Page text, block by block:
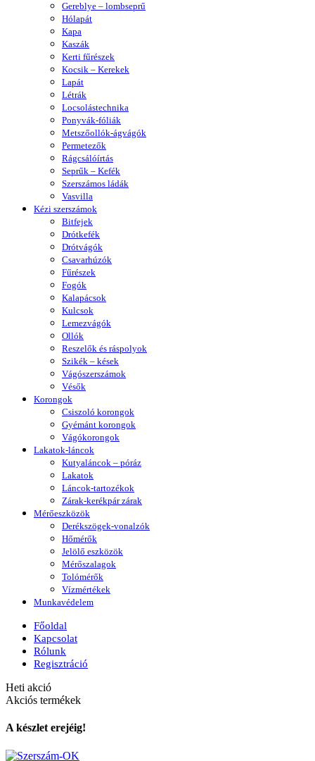
Gereblye – lombseprű
Hólapát
Kapa
Kaszák
Kerti fűrészek
Kocsik – Kerekek
Lapát
Létrák
Locsolástechnika
Ponyvák-fóliák
Metszőollók-ágvágók
Permetezők
Rágcsálóírtás
Seprűk – Kefék
Szerszámos ládák
Vasvilla
Kézi szerszámok
Bitfejek
Drótkefék
Drótvágók
Csavarhúzók
Fűrészek
Fogók
Kalapácsok
Kulcsok
Lemezvágók
Ollók
Reszelők és ráspolyok
Szikék – kések
Vágószerszámok
Vésők
Korongok
Csiszoló korongok
Gyémánt korongok
Vágókorongok
Lakatok-láncok
Kutyaláncok – póráz
Lakatok
Láncok-tartozékok
Zárak-kerékpár zárak
Mérőeszközök
Derékszögek-vonalzók
Hőmérők
Jelölő eszközök
Mérőszalagok
Tolómérők
Vízmértékek
Munkavédelem
Főoldal
Kapcsolat
Rólunk
Regisztráció
Heti akció
Akciós termékek
A készlet erejéig!